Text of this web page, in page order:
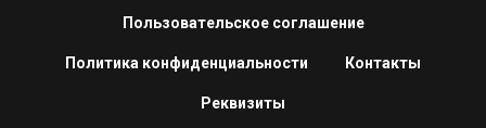
Пользовательское соглашение
Политика конфиденциальности Контакты
Реквизиты